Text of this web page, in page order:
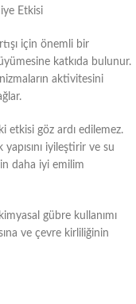
Etkisi
için önemli bir
katkıda bulunur.
aktivitesini
etkisi göz ardı edilemez.
iyileştirir ve su
daha iyi emilim
gübre kullanımı
ve çevre kirliliğinin